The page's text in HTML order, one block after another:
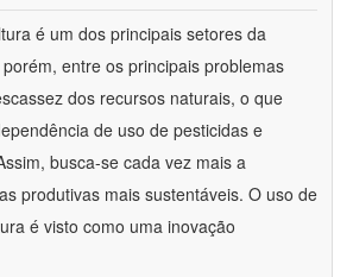
é um dos principais setores da
entre os principais problemas
dos recursos naturais, o que
de uso de pesticidas e
busca-se cada vez mais a
produtivas mais sustentáveis. O uso de
é visto como uma inovação